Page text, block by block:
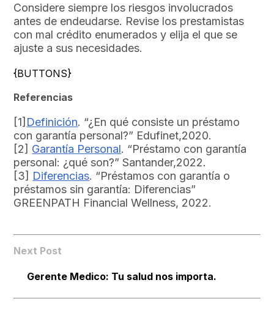
Considere siempre los riesgos involucrados
antes de endeudarse. Revise los prestamistas
con mal crédito enumerados y elija el que se
ajuste a sus necesidades.
{BUTTONS}
Referencias
[1] Definición. “¿En qué consiste un préstamo
con garantía personal?” Edufinet,2020.
[2] Garantía Personal. “Préstamo con garantía
personal: ¿qué son?” Santander,2022.
[3] Diferencias. “Préstamos con garantía o
préstamos sin garantía: Diferencias”
GREENPATH Financial Wellness, 2022.
Next Post
Gerente Medico: Tu salud nos importa.